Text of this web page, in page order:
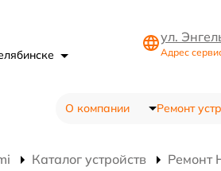
ул.
Адрес
О компании Ремонт
Каталог устройств Ремонт